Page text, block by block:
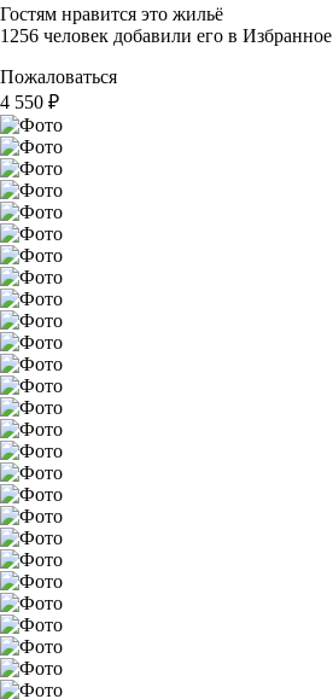
Гостям нравится это жильё
1256 человек добавили его в Избранное
Пожаловаться
4 550 ₽